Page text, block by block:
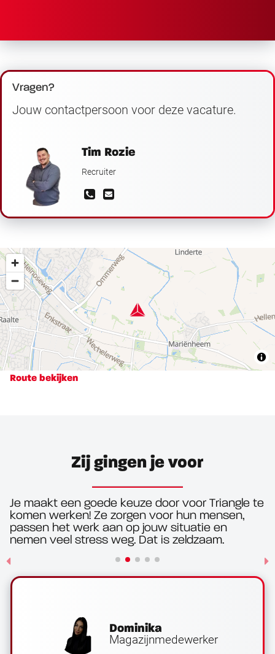
Vragen?
Jouw contactpersoon voor deze vacature.
Tim Rozie
Recruiter
Route bekijken
Zij gingen je voor
Je maakt een goede keuze door voor Triangle te
komen werken! Ze zorgen voor hun mensen,
passen het werk aan op jouw situatie en
nemen veel stress weg. Dat is zeldzaam.
Dominika
Magazijnmedewerker